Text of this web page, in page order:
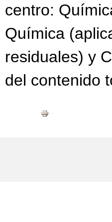
centro:
Química
residuales) y
del contenido